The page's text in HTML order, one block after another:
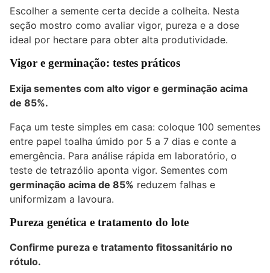
Escolher a semente certa decide a colheita. Nesta
seção mostro como avaliar vigor, pureza e a dose
ideal por hectare para obter alta produtividade.
Vigor e germinação: testes práticos
Exija sementes com alto vigor e germinação acima
de 85%.
Faça um teste simples em casa: coloque 100 sementes
entre papel toalha úmido por 5 a 7 dias e conte a
emergência. Para análise rápida em laboratório, o
teste de tetrazólio aponta vigor. Sementes com
germinação acima de 85% reduzem falhas e
uniformizam a lavoura.
Pureza genética e tratamento do lote
Confirme pureza e tratamento fitossanitário no
rótulo.